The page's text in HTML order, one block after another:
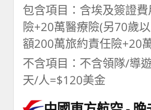
包含項目：含埃及簽證
險+20萬醫療險(另70歲
額200萬旅約責任險+20
不含項目：不含領隊/導
天/人=$120美金